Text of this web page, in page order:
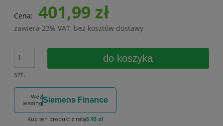
Cena: 401,99 zł
zawiera 23% VAT, bez kosztów dostawy
szt.
do koszyka
Weź
leasingSiemens Finance
Kup ten produkt z ratą5.93 zł